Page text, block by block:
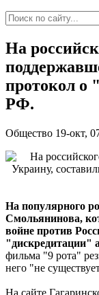
На
протокол о
РФ.
Общество 19-окт,
На популярного
Смольянинова,
войне против
"дискредитации"
фильма "9 рота"
него "не
На сайте